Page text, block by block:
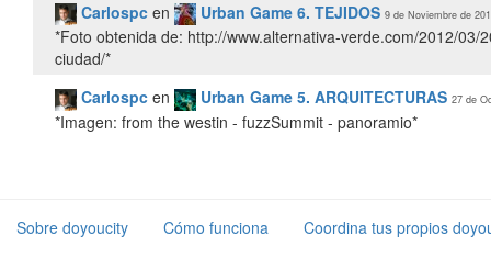
Carlospc en Urban Game 6. TEJIDOS 9 de Noviembre de
*Foto obtenida de: http://www.alternativa-verde.com/2012/
ciudad/*
Carlospc en Urban Game 5. ARQUITECTURAS 27 de
*Imagen: from the westin - fuzzSummit - panoramio*
Sobre doyoucity Cómo funciona Coordina tus propios